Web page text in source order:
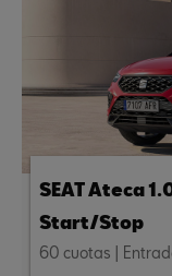
SEAT Ateca
Start/Stop
60 cuotas |